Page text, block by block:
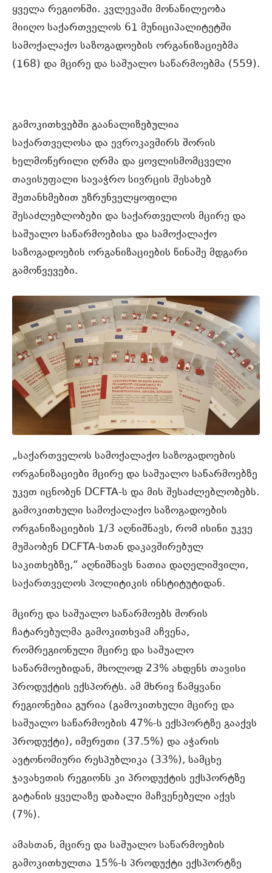
ყველა რეგიონში. კვლევაში მონაწილეობა
მიიღო საქართველოს 61 მუნიციპალიტეტში
სამოქალაქო საზოგადოების ორგანიზაციებმა
(168) და მცირე და საშუალო საწარმოებმა (559).
გამოკითხვებში გაანალიზებულია
საქართველოსა და ევროკავშირს შორის
ხელმოწერილი ღრმა და ყოვლისმომცველი
თავისუფალი სავაჭრო სივრცის შესახებ
შეთანხმებით უზრუნველყოფილი
შესაძლებლობები და საქართველოს მცირე და
საშუალო საწარმოებისა და სამოქალაქო
საზოგადოების ორგანიზაციების წინაშე მდგარი
გამოწვევები.
„საქართველოს სამოქალაქო საზოგადოების
ორგანიზაციები მცირე და საშუალო საწარმოებზე
უკეთ იცნობენ DCFTA-ს და მის შესაძლებლობებს.
გამოკითხული სამოქალაქო საზოგადოების
ორგანიზაციების 1/3 აღნიშნავს, რომ ისინი უკვე
მუშაობენ DCFTA-სთან დაკავშირებულ
საკითხებზე,“ აღნიშნავს ნათია დაღელიშვილი,
საქართველოს პოლიტიკის ინსტიტუტიდან.
მცირე და საშუალო საწარმოებს შორის
ჩატარებულმა გამოკითხვამ აჩვენა,
რომრეგიონული მცირე და საშუალო
საწარმოებიდან, მხოლოდ 23% ახდენს თავისი
პროდუქტის ექსპორტს. ამ მხრივ წამყვანი
რეგიონებია გურია (გამოკითხული მცირე და
საშუალო საწარმოების 47%-ს ექსპორტზე გააქვს
პროდუქტი), იმერეთი (37.5%) და აჭარის
ავტონომიური რესპუბლიკა (33%), სამცხე
ჯავახეთის რეგიონს კი პროდუქტის ექსპორტზე
გატანის ყველაზე დაბალი მაჩვენებელი აქვს
(7%).
ამასთან, მცირე და საშუალო საწარმოების
გამოკითხულთა 15%-ს პროდუქტი ექსპორტზე